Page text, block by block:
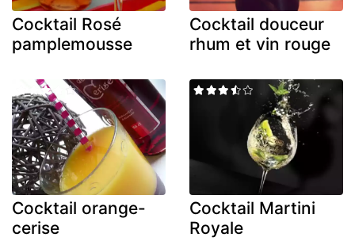
Cocktail Rosé
pamplemousse
Cocktail douceur
rhum et vin rouge
Cocktail orange-
cerise
Cocktail Martini
Royale